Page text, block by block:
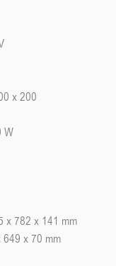
x 200
W
x 782 x 141 mm
649 x 70 mm